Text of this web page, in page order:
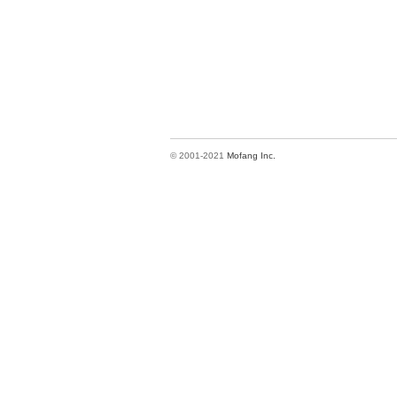
© 2001-2021 Mofang Inc.